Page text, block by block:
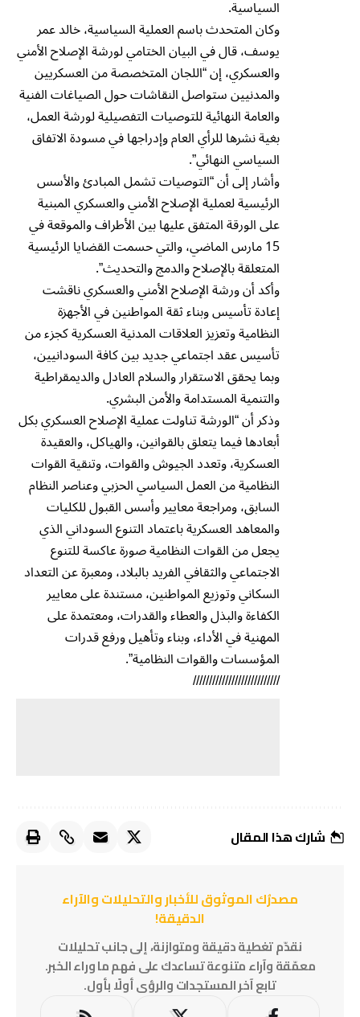
السياسية.
وكان المتحدث باسم العملية السياسية، خالد عمر
يوسف، قال في البيان الختامي لورشة الإصلاح الأمني
والعسكري، إن “اللجان المتخصصة من العسكريين
والمدنيين ستواصل النقاشات حول الصياغات الفنية
والعامة النهائية للتوصيات التفصيلية لورشة العمل،
بغية نشرها للرأي العام وإدراجها في مسودة الاتفاق
السياسي النهائي”.
وأشار إلى أن “التوصيات تشمل المبادئ والأسس
الرئيسية لعملية الإصلاح الأمني والعسكري المبنية
على الورقة المتفق عليها بين الأطراف والموقعة في
15 مارس الماضي، والتي حسمت القضايا الرئيسية
المتعلقة بالإصلاح والدمج والتحديث”.
وأكد أن ورشة الإصلاح الأمني والعسكري ناقشت
إعادة تأسيس وبناء ثقة المواطنين في الأجهزة
النظامية وتعزيز العلاقات المدنية العسكرية كجزء من
تأسيس عقد اجتماعي جديد بين كافة السودانيين،
وبما يحقق الاستقرار والسلام العادل والديمقراطية
والتنمية المستدامة والأمن البشري.
وذكر أن “الورشة تناولت عملية الإصلاح العسكري بكل
أبعادها فيما يتعلق بالقوانين، والهياكل، والعقيدة
العسكرية، وتعدد الجيوش والقوات، وتنقية القوات
النظامية من العمل السياسي الحزبي وعناصر النظام
السابق، ومراجعة معايير وأسس القبول للكليات
والمعاهد العسكرية باعتماد التنوع السوداني الذي
يجعل من القوات النظامية صورة عاكسة للتنوع
الاجتماعي والثقافي الفريد بالبلاد، ومعبرة عن التعداد
السكاني وتوزيع المواطنين، مستندة على معايير
الكفاءة والبذل والعطاء والقدرات، ومعتمدة على
المهنية في الأداء، وبناء وتأهيل ورفع قدرات
المؤسسات والقوات النظامية”.
///////////////////////////
شارك هذا المقال
مصدرُك الموثوق للأخبار والتحليلات والآراء
الدقيقة!
نقدّم تغطية دقيقة ومتوازنة، إلى جانب تحليلات
معمّقة وآراء متنوعة تساعدك على فهم ما وراء الخبر.
تابع آخر المستجدات والرؤى أولًا بأول.